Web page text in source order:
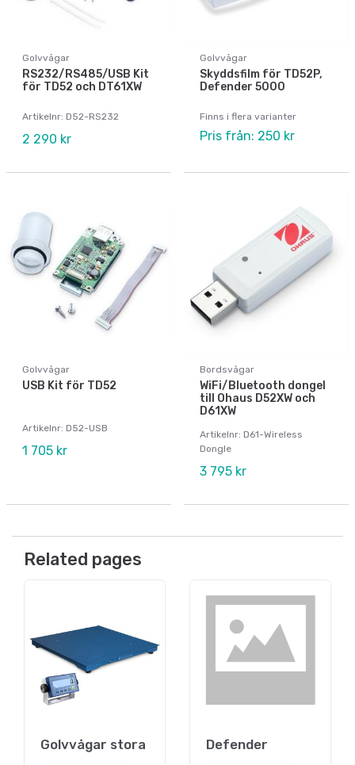
Golvvågar
RS232/RS485/USB Kit
för TD52 och DT61XW
Artikelnr: D52-RS232
2 290 kr
Golvvågar
Skyddsfilm för TD52P,
Defender 5000
Finns i flera varianter
Pris från: 250 kr
Golvvågar
USB Kit för TD52
Artikelnr: D52-USB
1 705 kr
Bordsvågar
WiFi/Bluetooth dongel
till Ohaus D52XW och
D61XW
Artikelnr: D61-Wireless
Dongle
3 795 kr
Related pages
Golvvågar stora Defender